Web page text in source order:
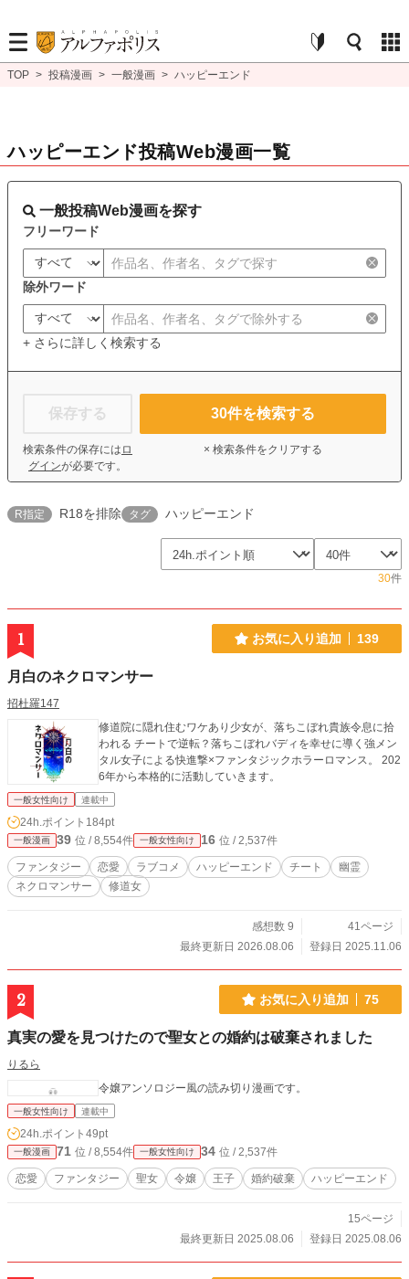
TOP > 投稿漫画 > 一般漫画 > ハッピーエンド
ハッピーエンド投稿Web漫画一覧
一般投稿Web漫画を探す
フリーワード
除外ワード
+ さらに詳しく検索する
保存する
検索条件の保存には ロ
グインが必要です。
30件を検索する
× 検索条件をクリアする
R指定 R18を排除 タグ ハッピーエンド
30件
1 お気に入り追加 139
月白のネクロマンサー
招杜羅147
修道院に隠れ住むワケあり少女が、落ちこぼれ貴族令息に拾
われる チートで逆転？落ちこぼれバディを幸せに導く強メン
タル女子による快進撃×ファンタジックホラーロマンス。 202
6年から本格的に活動していきます。
一般女性向け 連載中
24h.ポイント 184pt
一般漫画 39 位 / 8,554件 一般女性向け 16 位 / 2,537件
ファンタジー 恋愛 ラブコメ ハッピーエンド チート
幽霊
ネクロマンサー
修道女
感想数 9
41ページ
最終更新日 2026.08.06
登録日 2025.11.06
2 お気に入り追加 75
真実の愛を見つけたので聖女との婚約は破棄されました
りるら
令嬢アンソロジー風の読み切り漫画です。
一般女性向け 連載中
24h.ポイント 49pt
一般漫画 71 位 / 8,554件 一般女性向け 34 位 / 2,537件
恋愛 ファンタジー 聖女 令嬢 王子 婚約破棄 ハッピーエンド
15ページ
最終更新日 2025.08.06
登録日 2025.08.06